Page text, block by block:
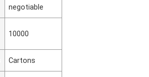
negotiable
10000
Cartons